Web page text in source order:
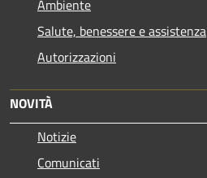
Ambiente
Salute, benessere e assistenza
Autorizzazioni
NOVITÀ
Notizie
Comunicati